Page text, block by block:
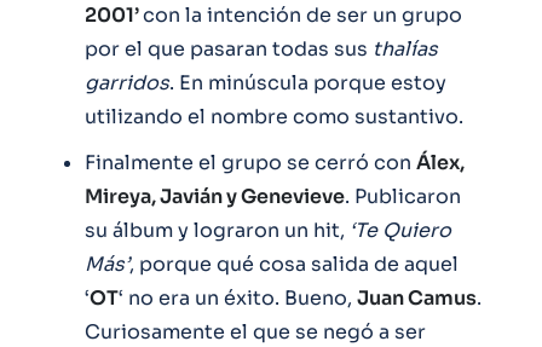
2001’con la intención de ser un grupo
por el que pasaran todas sus thalías
garridos. En minúscula porque estoy
utilizando el nombre como sustantivo.
Finalmente el grupo se cerró con Álex,
Mireya, Javián y Genevieve. Publicaron
su álbum y lograron un hit, ‘Te Quiero
Más’, porque qué cosa salida de aquel
‘OT‘ no era un éxito. Bueno, Juan Camus.
Curiosamente el que se negó a ser